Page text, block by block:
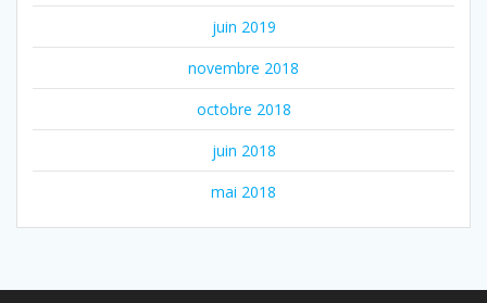
juin 2019
novembre 2018
octobre 2018
juin 2018
mai 2018